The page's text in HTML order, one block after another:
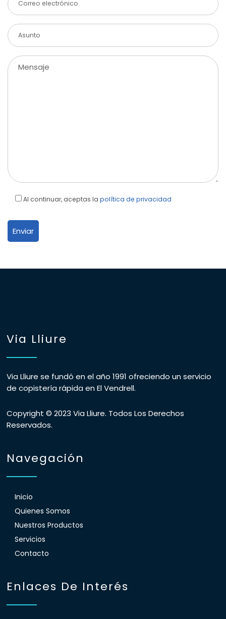
Al continuar, aceptas la política de privacidad
Via Lliure
Via Lliure se fundó en el año 1991 ofreciendo un servicio
de copistería rápida en El Vendrell.
Copyright © 2023 Via Lliure. Todos Los Derechos
Reservados.
Navegación
Inicio
Quienes Somos
Nuestros Productos
Servicios
Contacto
Enlaces De Interés